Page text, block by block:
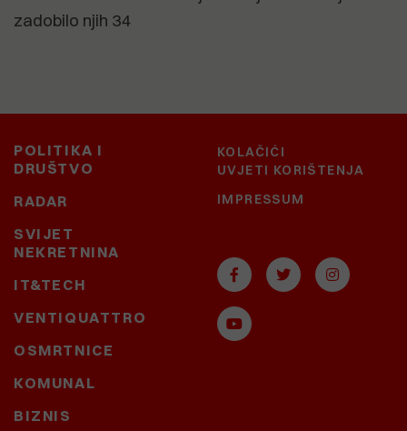
zadobilo njih 34
POLITIKA I
DRUŠTVO
RADAR
SVIJET
NEKRETNINA
IT&TECH
VENTIQUATTRO
OSMRTNICE
KOMUNAL
BIZNIS
KOLAČIĆI
UVJETI KORIŠTENJA
IMPRESSUM